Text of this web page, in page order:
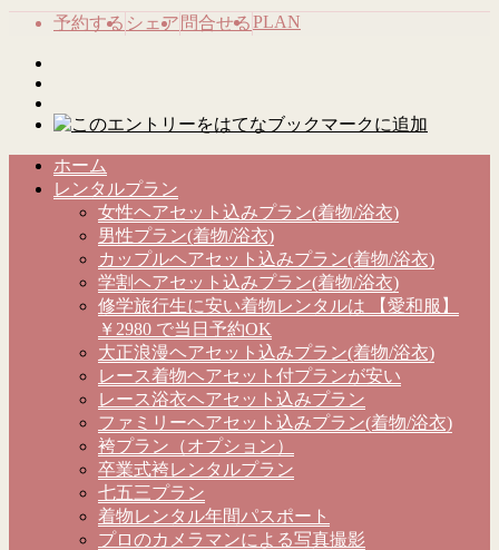
予約する シェア 問合せるPLAN
ホーム
レンタルプラン
女性ヘアセット込みプラン(着物/浴衣)
男性プラン(着物/浴衣)
カップルヘアセット込みプラン(着物/浴衣)
学割ヘアセット込みプラン(着物/浴衣)
修学旅行生に安い着物レンタルは 【愛和服】
￥2980 で当日予約OK
大正浪漫ヘアセット込みプラン(着物/浴衣)
レース着物ヘアセット付プランが安い
レース浴衣ヘアセット込みプラン
ファミリーヘアセット込みプラン(着物/浴衣)
袴プラン（オプション）
卒業式袴レンタルプラン
七五三プラン
着物レンタル年間パスポート
プロのカメラマンによる写真撮影